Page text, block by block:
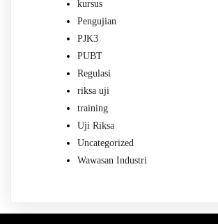
kursus
Pengujian
PJK3
PUBT
Regulasi
riksa uji
training
Uji Riksa
Uncategorized
Wawasan Industri